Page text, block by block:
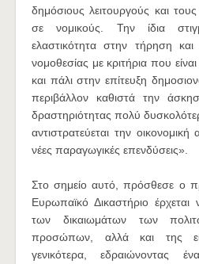
δημόσιους λειτουργούς και
σε νομικούς. Την ίδια
ελαστικότητα στην τήρηση
νομοθεσίας με κριτήρια που
και πάλι στην επίτευξη
περιβάλλον καθιστά την
δραστηριότητας πολύ
αντιστρατεύεται την
νέες παραγωγικές επενδύσεις».
Στο σημείο αυτό, πρόσθεσε ο
Ευρωπαϊκό Δικαστήριο
των δικαιωμάτων των
προσώπων, αλλά και της
γενικότερα, εδραιώνοντας